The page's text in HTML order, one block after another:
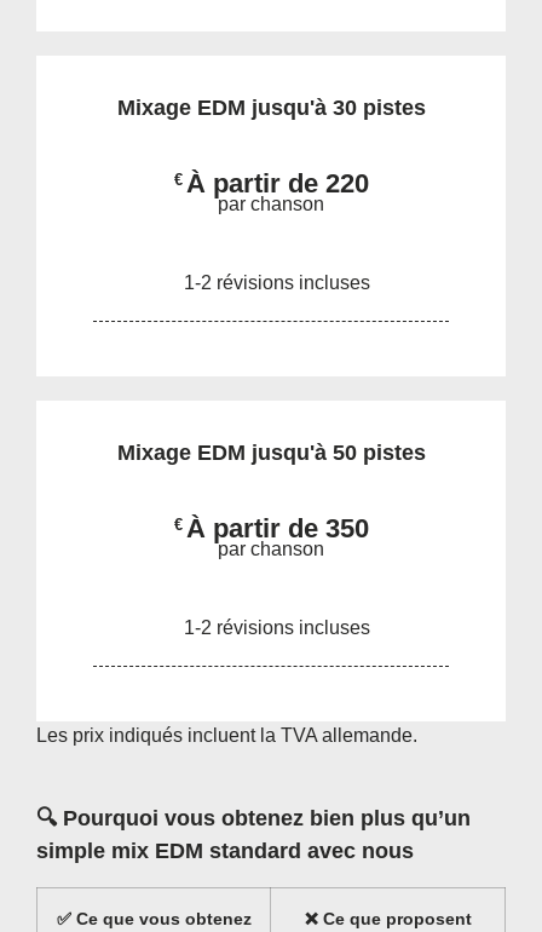
Mixage EDM jusqu'à 30 pistes
€ À partir de 220
par chanson
1-2 révisions incluses
Mixage EDM jusqu'à 50 pistes
€ À partir de 350
par chanson
1-2 révisions incluses
Les prix indiqués incluent la TVA allemande.
🔍 Pourquoi vous obtenez bien plus qu’un
simple mix EDM standard avec nous
✅ Ce que vous obtenez
❌ Ce que proposent